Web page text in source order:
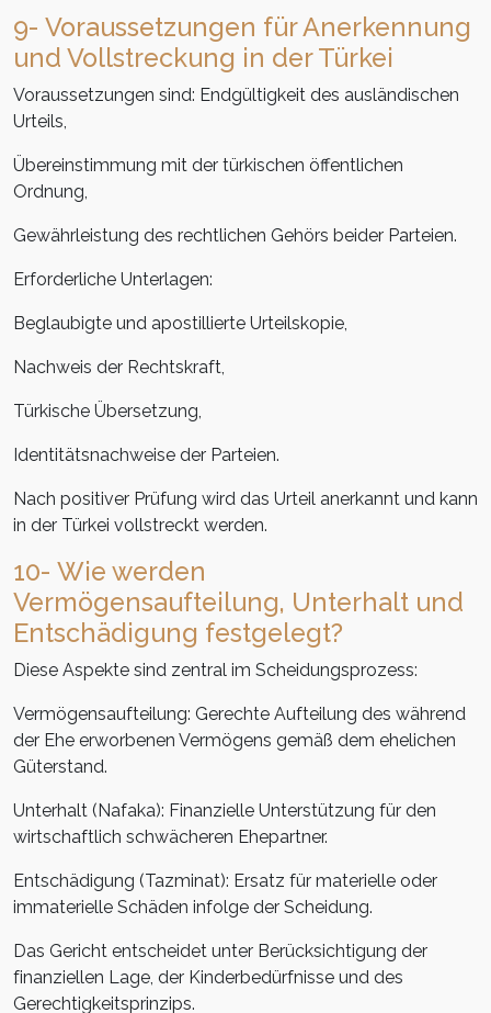
9- Voraussetzungen für Anerkennung
und Vollstreckung in der Türkei
Voraussetzungen sind: Endgültigkeit des ausländischen
Urteils,
Übereinstimmung mit der türkischen öffentlichen
Ordnung,
Gewährleistung des rechtlichen Gehörs beider Parteien.
Erforderliche Unterlagen:
Beglaubigte und apostillierte Urteilskopie,
Nachweis der Rechtskraft,
Türkische Übersetzung,
Identitätsnachweise der Parteien.
Nach positiver Prüfung wird das Urteil anerkannt und kann
in der Türkei vollstreckt werden.
10- Wie werden
Vermögensaufteilung, Unterhalt und
Entschädigung festgelegt?
Diese Aspekte sind zentral im Scheidungsprozess:
Vermögensaufteilung: Gerechte Aufteilung des während
der Ehe erworbenen Vermögens gemäß dem ehelichen
Güterstand.
Unterhalt (Nafaka): Finanzielle Unterstützung für den
wirtschaftlich schwächeren Ehepartner.
Entschädigung (Tazminat): Ersatz für materielle oder
immaterielle Schäden infolge der Scheidung.
Das Gericht entscheidet unter Berücksichtigung der
finanziellen Lage, der Kinderbedürfnisse und des
Gerechtigkeitsprinzips.